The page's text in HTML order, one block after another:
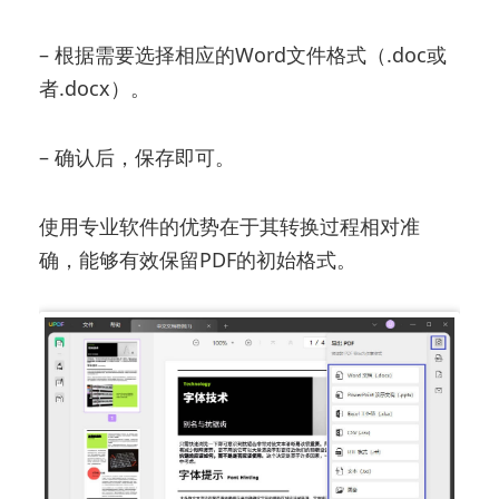
– 根据需要选择相应的Word文件格式（.doc或
者.docx）。
– 确认后，保存即可。
使用专业软件的优势在于其转换过程相对准
确，能够有效保留PDF的初始格式。